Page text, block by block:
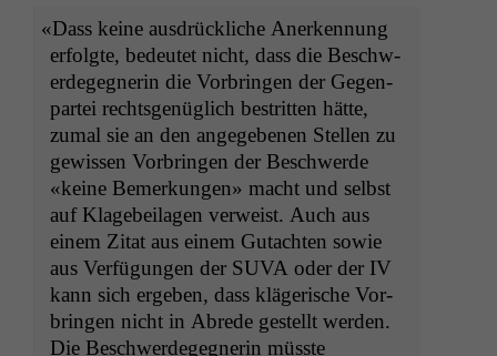
«Dass keine aus­drück­liche Anerken­nung
erfol­gte, bedeutet nicht, dass die Beschw­
erdegeg­ner­in die Vor­brin­gen der Gegen­
partei rechts­genüglich bestrit­ten hätte,
zumal sie an den angegebe­nen Stellen zu
gewis­sen Vor­brin­gen der Beschw­erde
«keine Bemerkun­gen» macht und selb­st
auf Klage­beila­gen ver­weist. Auch aus
einem Zitat aus einem Gutacht­en sowie
aus Ver­fü­gun­gen der SUVA oder der IV
kann sich ergeben, dass klägerische Vor­
brin­gen nicht in Abrede gestellt wer­den.
Die Beschw­erdegeg­ner­in müsste